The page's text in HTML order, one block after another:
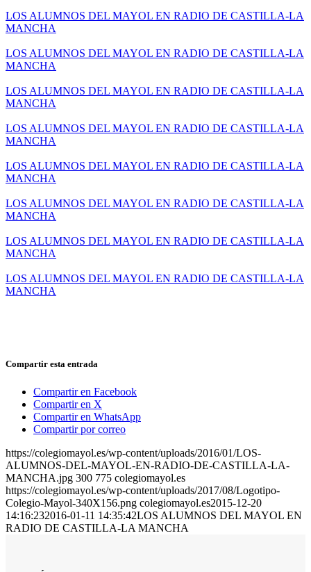
LOS ALUMNOS DEL MAYOL EN RADIO DE CASTILLA-LA
MANCHA
LOS ALUMNOS DEL MAYOL EN RADIO DE CASTILLA-LA
MANCHA
LOS ALUMNOS DEL MAYOL EN RADIO DE CASTILLA-LA
MANCHA
LOS ALUMNOS DEL MAYOL EN RADIO DE CASTILLA-LA
MANCHA
LOS ALUMNOS DEL MAYOL EN RADIO DE CASTILLA-LA
MANCHA
LOS ALUMNOS DEL MAYOL EN RADIO DE CASTILLA-LA
MANCHA
LOS ALUMNOS DEL MAYOL EN RADIO DE CASTILLA-LA
MANCHA
LOS ALUMNOS DEL MAYOL EN RADIO DE CASTILLA-LA
MANCHA
Compartir esta entrada
Compartir en Facebook
Compartir en X
Compartir en WhatsApp
Compartir por correo
https://colegiomayol.es/wp-content/uploads/2016/01/LOS-
ALUMNOS-DEL-MAYOL-EN-RADIO-DE-CASTILLA-LA-
MANCHA.jpg 300 775 colegiomayol.es
https://colegiomayol.es/wp-content/uploads/2017/08/Logotipo-
Colegio-Mayol-340X156.png colegiomayol.es2015-12-20
14:16:232016-01-11 14:35:42LOS ALUMNOS DEL MAYOL EN
RADIO DE CASTILLA-LA MANCHA